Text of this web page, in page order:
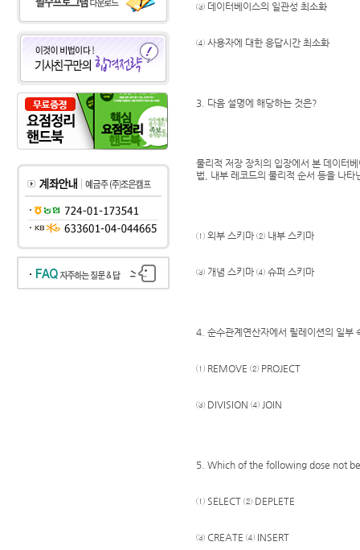
③ 데이터베이스의 일관성 최소화
④ 사용자에 대한 응답시간 최소화
3. 다음 설명에 해당하는 것은?
물리적 저장 장치의 입장에서 본 데이터
법, 내부 레코드의 물리적 순서 등을 나타
① 외부 스키마 ② 내부 스키마
③ 개념 스키마 ④ 슈퍼 스키마
4. 순수관계연산자에서 릴레이션의 일부
① REMOVE ② PROJECT
③ DIVISION ④ JOIN
5. Which of the following dose not
① SELECT ② DEPLETE
③ CREATE ④ INSERT